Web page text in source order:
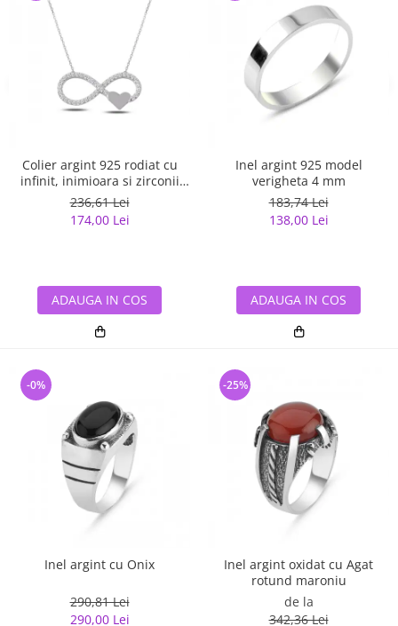
Colier argint 925 rodiat cu
infinit, inimioara si zirconii
albe - Infinite You CTU0067
236,61 Lei
174,00 Lei
ADAUGA IN COS
Inel argint 925 model
verigheta 4 mm
183,74 Lei
138,00 Lei
ADAUGA IN COS
Inel argint cu Onix
290,81 Lei
290,00 Lei
-0%
Inel argint oxidat cu Agat
rotund maroniu
de la
342,36 Lei
-25%